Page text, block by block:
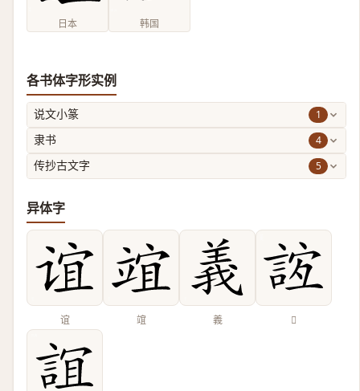
日本 韩国
各书体字形实例
说文小篆 1
隶书 4
传抄古文字 5
异体字
谊 竩 義 𧧼